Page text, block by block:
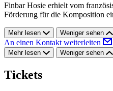
Finbar Hosie erhielt vom
Förderung für die Komposition
Mehr lesen Weniger sehen
An einen Kontakt weiterleiten
Mehr lesen Weniger sehen
Tickets